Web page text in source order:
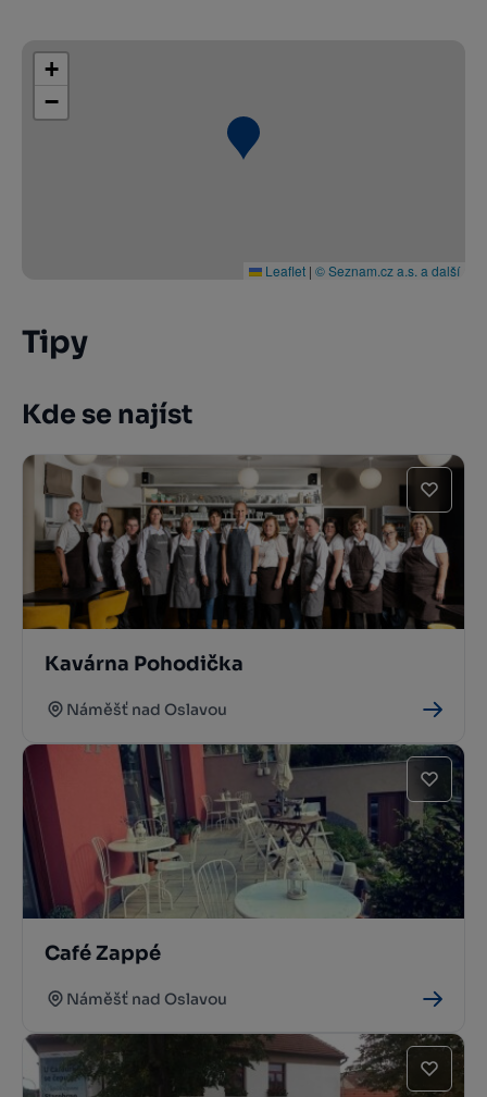
+
−
Leaflet | © Seznam.cz a.s. a další
Tipy
Kde se najíst
Kavárna Pohodička
Náměšť nad Oslavou
Café Zappé
Náměšť nad Oslavou